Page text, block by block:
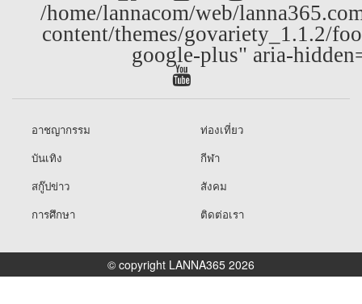
/home/lannacom/web/
content/themes/govariety_1.1.2/
google-plus" aria-
อาชญากรรม
ท่องเที่ยว
บันเทิง
กีฬา
สกู๊ปข่าว
สังคม
การศึกษา
ติดต่อเรา
© copyright LANNA365 2026